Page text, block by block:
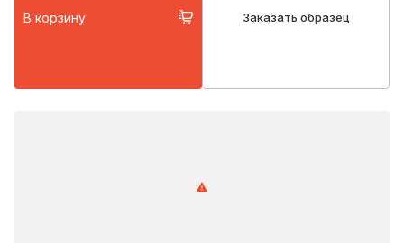
В корзину Заказать образец